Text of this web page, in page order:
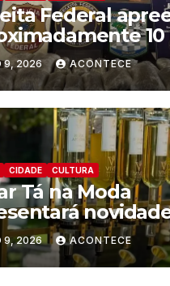
Federal
10
análoga
9, 2026 ACONTECE
CIDADE CULTURA
Tá na Moda
para
e festas
9, 2026 ACONTECE